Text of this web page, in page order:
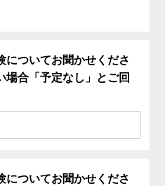
についてお聞かせくださ
場合「予定なし」とご回
についてお聞かせくださ